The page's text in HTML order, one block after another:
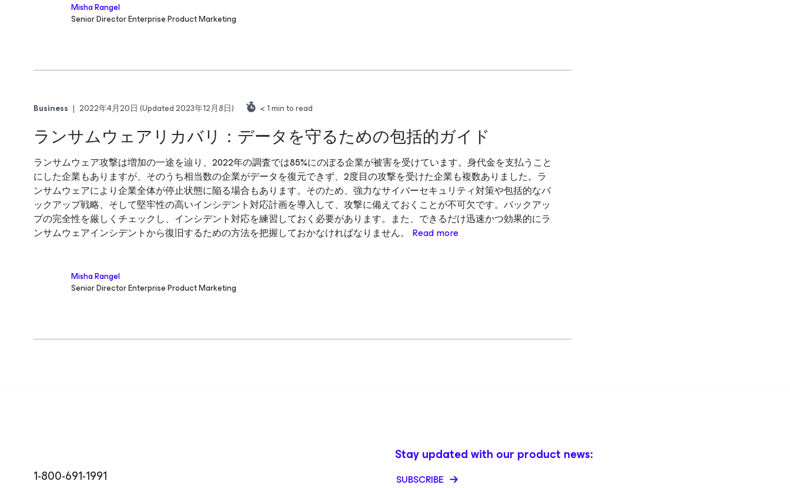
Misha Rangel
Senior Director Enterprise Product Marketing
Business | 2022年4月20日 (Updated 2023年12月8日) < 1min to read
ランサムウェアリカバリ：データを守るための包括的ガイド
ランサムウェア攻撃は増加の一途を辿り、2022年の調査では85%にのぼる企業が被害を受けています。身代金を支払うこと
にした企業もありますが、そのうち相当数の企業がデータを復元できず、2度目の攻撃を受けた企業も複数ありました。ラ
ンサムウェアにより企業全体が停止状態に陥る場合もあります。そのため、強力なサイバーセキュリティ対策や包括的なバ
ックアップ戦略、そして堅牢性の高いインシデント対応計画を導入して、攻撃に備えておくことが不可欠です。バックアッ
プの完全性を厳しくチェックし、インシデント対応を練習しておく必要があります。また、できるだけ迅速かつ効果的にラ
ンサムウェアインシデントから復旧するための方法を把握しておかなければなりません。 Read more
Misha Rangel
Senior Director Enterprise Product Marketing
1-800-691-1991
Stay updated with our product news:
SUBSCRIBE